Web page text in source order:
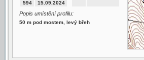
594
15.09.2024
Popis umístění profilu:
50 m pod mostem, levý břeh